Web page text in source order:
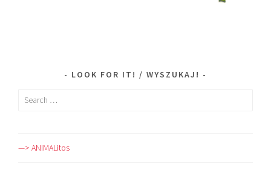
LOOK FOR IT! / WYSZUKAJ!
Search
—> ANIMALitos